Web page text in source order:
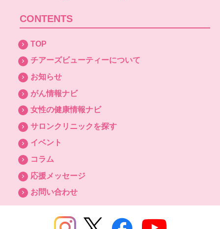
CONTENTS
TOP
チアーズビューティーについて
お知らせ
がん情報ナビ
女性の健康情報ナビ
サロンクリニックを探す
イベント
コラム
応援メッセージ
お問い合わせ